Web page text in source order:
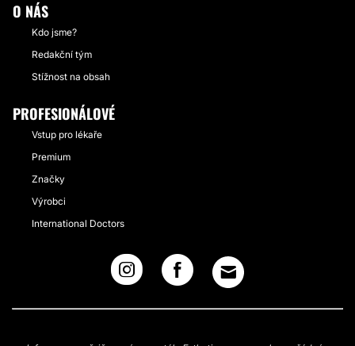
O NÁS
Kdo jsme?
Redakční tým
Stížnost na obsah
PROFESIONÁLOVÉ
Vstup pro lékaře
Premium
Značky
Výrobci
International Doctors